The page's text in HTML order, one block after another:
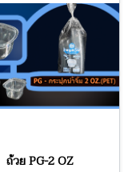
ถ้วย PG-2 OZ